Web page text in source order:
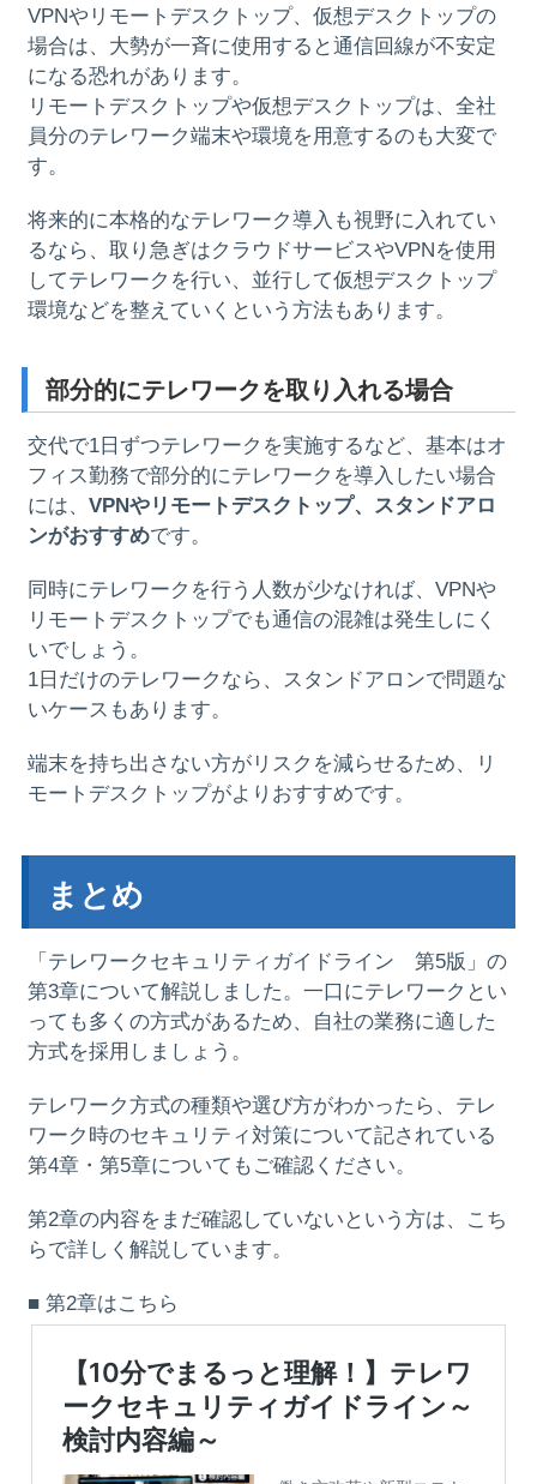
VPNやリモートデスクトップ、仮想デスクトップの
場合は、大勢が一斉に使用すると通信回線が不安定
になる恐れがあります。
リモートデスクトップや仮想デスクトップは、全社
員分のテレワーク端末や環境を用意するのも大変で
す。
将来的に本格的なテレワーク導入も視野に入れてい
るなら、取り急ぎはクラウドサービスやVPNを使用
してテレワークを行い、並行して仮想デスクトップ
環境などを整えていくという方法もあります。
部分的にテレワークを取り入れる場合
交代で1日ずつテレワークを実施するなど、基本はオ
フィス勤務で部分的にテレワークを導入したい場合
には、 VPNやリモートデスクトップ、スタンドアロ
ンがおすすめです。
同時にテレワークを行う人数が少なければ、VPNや
リモートデスクトップでも通信の混雑は発生しにく
いでしょう。
1日だけのテレワークなら、スタンドアロンで問題な
いケースもあります。
端末を持ち出さない方がリスクを減らせるため、リ
モートデスクトップがよりおすすめです。
まとめ
「テレワークセキュリティガイドライン 第5版」の
第3章について解説しました。一口にテレワークとい
っても多くの方式があるため、自社の業務に適した
方式を採用しましょう。
テレワーク方式の種類や選び方がわかったら、テレ
ワーク時のセキュリティ対策について記されている
第4章・第5章についてもご確認ください。
第2章の内容をまだ確認していないという方は、こち
らで詳しく解説しています。
■ 第2章はこちら